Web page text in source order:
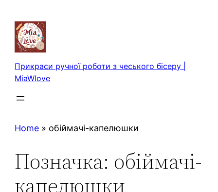
вмісту
Прикраси ручної роботи з чеського бісеру |
MiaWlove
Home » обіймачі-капелюшки
Позначка: обіймачі-
капелюшки